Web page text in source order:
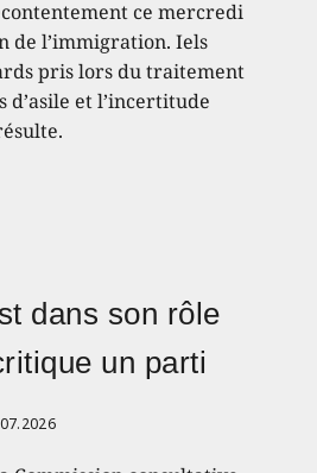
ce mercredi
de l’immigration. Iels
pris lors du traitement
d’asile et l’incertitude
dans son rôle
un parti